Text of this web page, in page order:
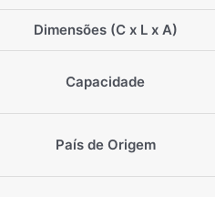
Dimensões (C x L x A)
Capacidade
País de Origem